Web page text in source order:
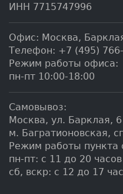
ИНН 7715747996
Офис: Москва,
Телефон: +7 (495)
Режим работы офиса:
пн-пт 10:00-18:00
Самовывоз:
Москва, ул. Барклая, 6
м. Багратионовская,
Режим работы пункта
пн-пт: с 11 до 20 часов
сб, вскр: с 12 до 17